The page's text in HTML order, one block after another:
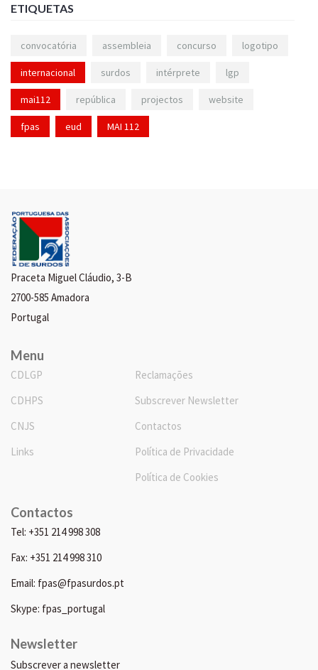
ETIQUETAS
convocatória assembleia concurso logotipo
internacional surdos intérprete lgp
mai112 república projectos website
fpas eud MAI 112
Praceta Miguel Cláudio, 3-B
2700-585 Amadora
Portugal
Menu
CDLGP
CDHPS
CNJS
Links
Reclamações
Subscrever Newsletter
Contactos
Política de Privacidade
Política de Cookies
Contactos
Tel: +351 214 998 308
Fax: +351 214 998 310
Email: fpas@fpasurdos.pt
Skype: fpas_portugal
Newsletter
Subscrever a newsletter